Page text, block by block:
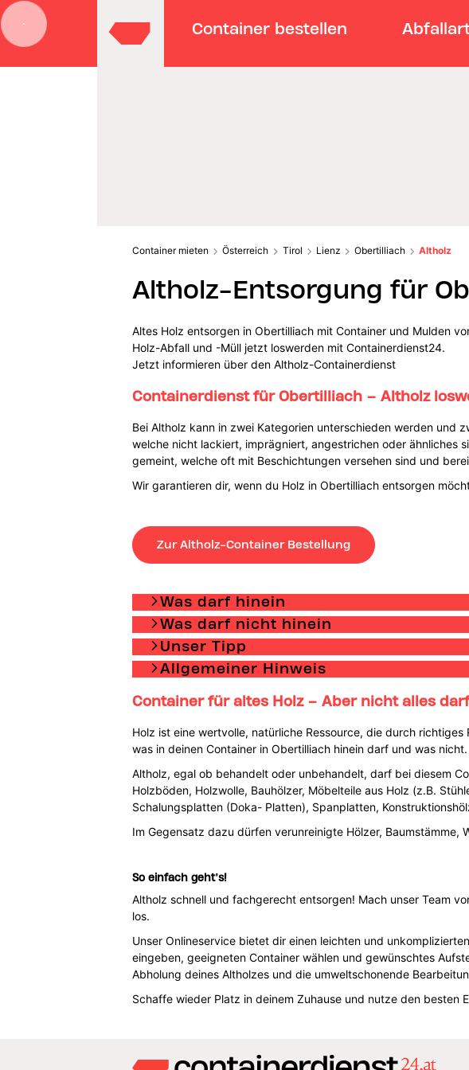
Container bestellen
Container mieten Österreich Tirol Lienz Obertilliach Altholz
Altholz-Entsorgung für
Altes Holz entsorgen in Obertilliach mit Container und Mulden
Holz-Abfall und -Müll jetzt loswerden mit Containerdienst24.
Jetzt informieren über den Altholz-Containerdienst
Containerdienst für Obertilliach – Altholz
Bei Altholz kann in zwei Kategorien unterschieden werden und
welche nicht lackiert, imprägniert, angestrichen oder ähnliches
gemeint, welche oft mit Beschichtungen versehen sind und
Wir garantieren dir, wenn du Holz in Obertilliach entsorgen
Zur Altholz-Container Bestellung
Was darf hinein
Was darf nicht hinein
Unser Tipp
Allgemeiner Hinweis
Container für altes Holz – Aber nicht alles
Holz ist eine wertvolle, natürliche Ressource, die durch
was in deinen Container in Obertilliach hinein darf und was nicht.
Altholz, egal ob behandelt oder unbehandelt, darf bei diesem
Holzböden, Holzwolle, Bauhölzer, Möbelteile aus Holz (z.B.
Schalungsplatten (Doka- Platten), Spanplatten,
Im Gegensatz dazu dürfen verunreinigte Hölzer,
So einfach geht’s!
Altholz schnell und fachgerecht entsorgen! Mach unser Team
los.
Unser Onlineservice bietet dir einen leichten und
eingeben, geeigneten Container wählen und gewünschtes
Abholung deines Altholzes und die umweltschonende
Schaffe wieder Platz in deinem Zuhause und nutze den besten